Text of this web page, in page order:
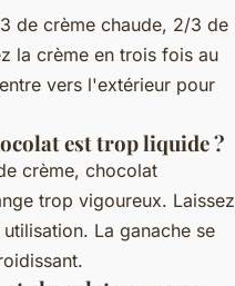
de crème chaude, 2/3 de
la crème en trois fois au
vers l'extérieur pour
est trop liquide ?
crème, chocolat
trop vigoureux. Laissez
La ganache se